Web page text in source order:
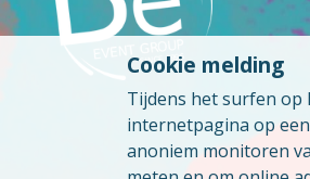
Cookie melding
Tijdens het surfen op
internetpagina op
anoniem monitoren